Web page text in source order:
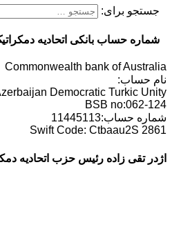
برای:
حساب بانکی اتحادیه دمکراتیک ترک
Commonwealth bank of
Azerbaijan Democratic Turkic
BSB
Swift Code: Ctbaau2S
زاده رئیس حزب اتحادیه دمکراتیک